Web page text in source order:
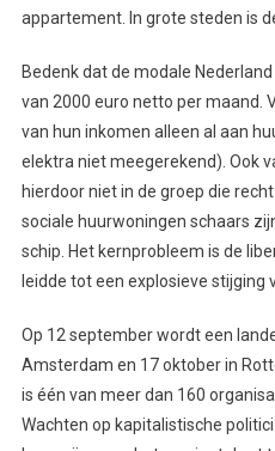
appartement. In grote steden is
Bedenk dat de modale
van 2000 euro netto per maand.
van hun inkomen alleen al aan
elektra niet meegerekend). Ook
hierdoor niet in de groep die
sociale huurwoningen schaars
schip. Het kernprobleem is de
leidde tot een explosieve stijging
Op 12 september wordt een
Amsterdam en 17 oktober in
is één van meer dan 160
Wachten op kapitalistische